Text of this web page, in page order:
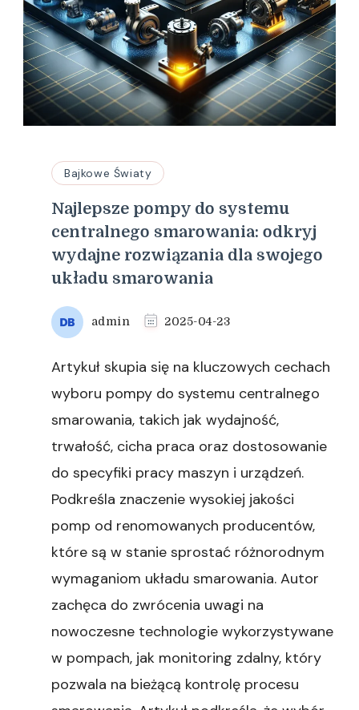
Bajkowe Światy
Najlepsze pompy do systemu
centralnego smarowania: odkryj
wydajne rozwiązania dla swojego
układu smarowania
admin 2025-04-23
Artykuł skupia się na kluczowych cechach
wyboru pompy do systemu centralnego
smarowania, takich jak wydajność,
trwałość, cicha praca oraz dostosowanie
do specyfiki pracy maszyn i urządzeń.
Podkreśla znaczenie wysokiej jakości
pomp od renomowanych producentów,
które są w stanie sprostać różnorodnym
wymaganiom układu smarowania. Autor
zachęca do zwrócenia uwagi na
nowoczesne technologie wykorzystywane
w pompach, jak monitoring zdalny, który
pozwala na bieżącą kontrolę procesu